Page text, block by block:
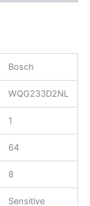
Bosch
WQG233D2NL
1
64
8
Sensitive